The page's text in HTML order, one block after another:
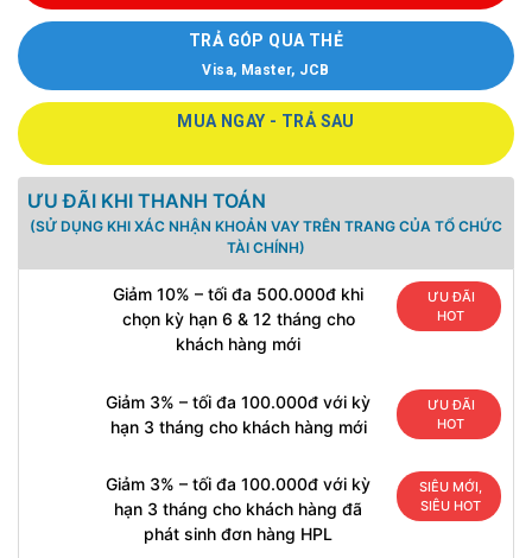
TRẢ GÓP QUA THẺ
Visa, Master, JCB
MUA NGAY - TRẢ SAU
ƯU ĐÃI KHI THANH TOÁN
(SỬ DỤNG KHI XÁC NHẬN KHOẢN VAY TRÊN TRANG CỦA TỔ CHỨC
TÀI CHÍNH)
Giảm 10% – tối đa 500.000đ khi
chọn kỳ hạn 6 & 12 tháng cho
khách hàng mới
ƯU ĐÃI
HOT
Giảm 3% – tối đa 100.000đ với kỳ
hạn 3 tháng cho khách hàng mới
ƯU ĐÃI
HOT
Giảm 3% – tối đa 100.000đ với kỳ
hạn 3 tháng cho khách hàng đã
phát sinh đơn hàng HPL
SIÊU MỚI,
SIÊU HOT